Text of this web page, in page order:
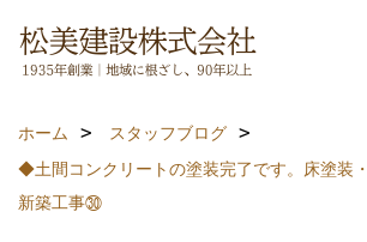
ホーム
スタッフブログ
◆土間コンクリートの塗装完了です。床塗装
新築工事㉚